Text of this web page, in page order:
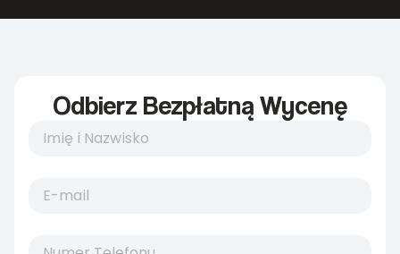
Odbierz Bezpłatną Wycenę